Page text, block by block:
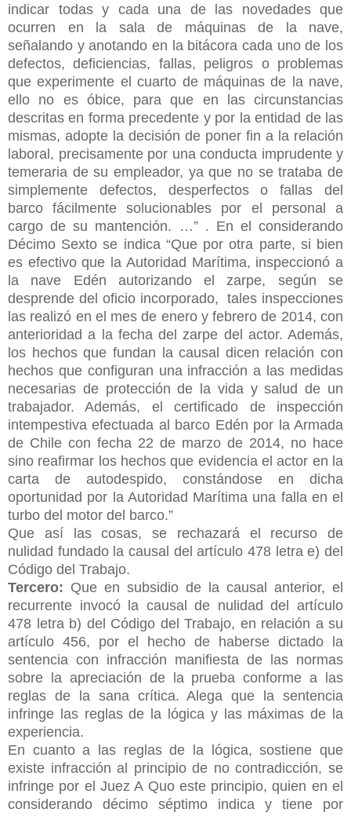
indicar todas y cada una de las novedades que
ocurren en la sala de máquinas de la nave,
señalando y anotando en la bitácora cada uno de los
defectos, deficiencias, fallas, peligros o problemas
que experimente el cuarto de máquinas de la nave,
ello no es óbice, para que en las circunstancias
descritas en forma precedente y por la entidad de las
mismas, adopte la decisión de poner fin a la relación
laboral, precisamente por una conducta imprudente y
temeraria de su empleador, ya que no se trataba de
simplemente defectos, desperfectos o fallas del
barco fácilmente solucionables por el personal a
cargo de su mantención. …” . En el considerando
Décimo Sexto se indica “Que por otra parte, si bien
es efectivo que la Autoridad Marítima, inspeccionó a
la nave Edén autorizando el zarpe, según se
desprende del oficio incorporado, tales inspecciones
las realizó en el mes de enero y febrero de 2014, con
anterioridad a la fecha del zarpe del actor. Además,
los hechos que fundan la causal dicen relación con
hechos que configuran una infracción a las medidas
necesarias de protección de la vida y salud de un
trabajador. Además, el certificado de inspección
intempestiva efectuada al barco Edén por la Armada
de Chile con fecha 22 de marzo de 2014, no hace
sino reafirmar los hechos que evidencia el actor en la
carta de autodespido, constándose en dicha
oportunidad por la Autoridad Marítima una falla en el
turbo del motor del barco.”
Que así las cosas, se rechazará el recurso de
nulidad fundado la causal del artículo 478 letra e) del
Código del Trabajo.
Tercero: Que en subsidio de la causal anterior, el
recurrente invocó la causal de nulidad del artículo
478 letra b) del Código del Trabajo, en relación a su
artículo 456, por el hecho de haberse dictado la
sentencia con infracción manifiesta de las normas
sobre la apreciación de la prueba conforme a las
reglas de la sana crítica. Alega que la sentencia
infringe las reglas de la lógica y las máximas de la
experiencia.
En cuanto a las reglas de la lógica, sostiene que
existe infracción al principio de no contradicción, se
infringe por el Juez A Quo este principio, quien en el
considerando décimo séptimo indica y tiene por